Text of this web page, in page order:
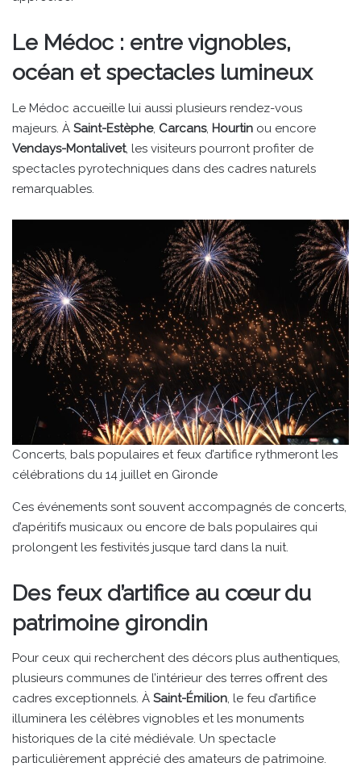
Le Médoc : entre vignobles,
océan et spectacles lumineux
Le Médoc accueille lui aussi plusieurs rendez-vous
majeurs. À Saint-Estèphe, Carcans, Hourtin ou encore
Vendays-Montalivet, les visiteurs pourront profiter de
spectacles pyrotechniques dans des cadres naturels
remarquables.
Concerts, bals populaires et feux d’artifice rythmeront les
célébrations du 14 juillet en Gironde
Ces événements sont souvent accompagnés de concerts,
d’apéritifs musicaux ou encore de bals populaires qui
prolongent les festivités jusque tard dans la nuit.
Des feux d’artifice au cœur du
patrimoine girondin
Pour ceux qui recherchent des décors plus authentiques,
plusieurs communes de l’intérieur des terres offrent des
cadres exceptionnels. À Saint-Émilion, le feu d’artifice
illuminera les célèbres vignobles et les monuments
historiques de la cité médiévale. Un spectacle
particulièrement apprécié des amateurs de patrimoine.